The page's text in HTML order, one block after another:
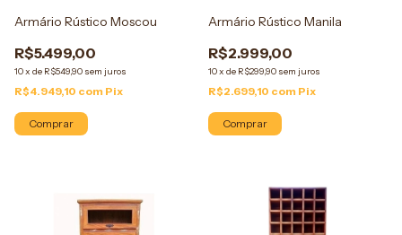
Armário Rústico Moscou
R$5.499,00
10x de R$549,90 sem juros
R$4.949,10 com Pix
Comprar
Armário Rústico Manila
R$2.999,00
10x de R$299,90 sem juros
R$2.699,10 com Pix
Comprar